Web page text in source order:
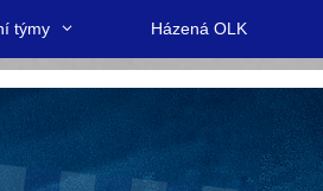
týmy Házená OLK